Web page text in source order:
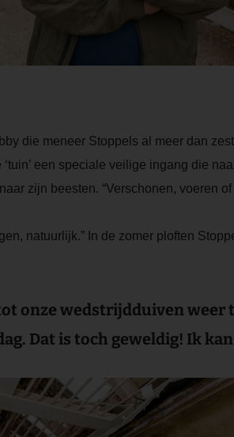
die meneer Stoppels al meer dan
een speciale veilige ingang die
zijn beesten. “Verschonen, voeren
natuurlijk.” In de zomer ploften
onze wedstrijdduiven
Dat is toch geweldig! Ik